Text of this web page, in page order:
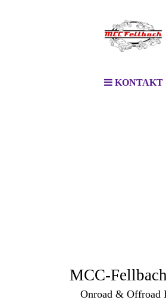
KONTAKT
MCC-
Onroad & Offroad